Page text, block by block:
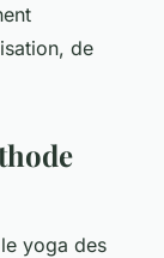
de
yoga des